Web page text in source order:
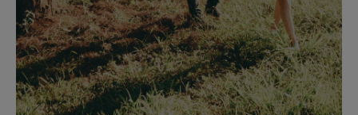
Læs mere om parterapi